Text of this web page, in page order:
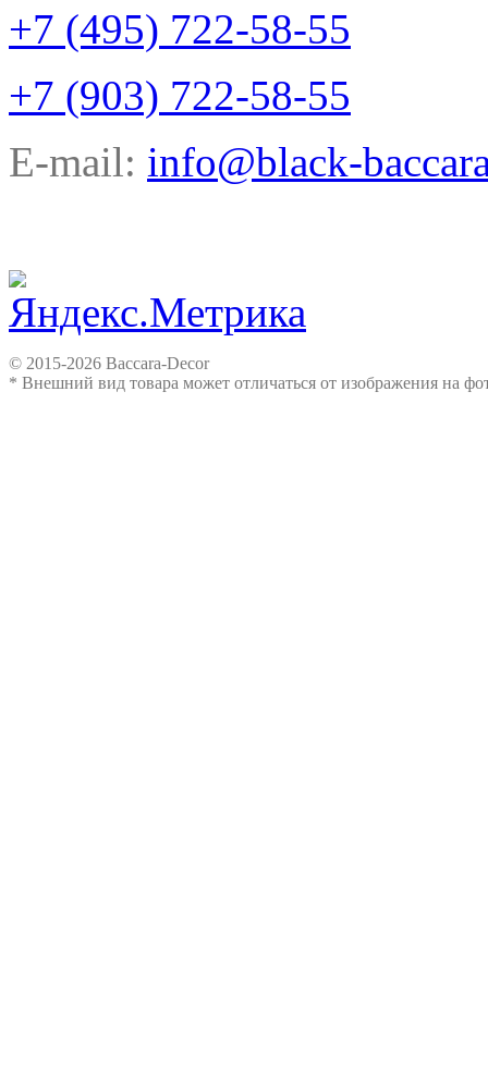
+7 (495) 722-58-55
+7 (903) 722-58-55
E-mail: info@black-
© 2015-2026 Baccara-Decor
* Внешний вид товара может отличаться от изображения на